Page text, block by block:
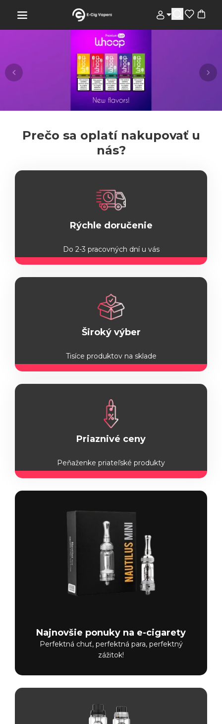
Prečo sa oplatí nakupovať u
nás?
Rýchle doručenie
Do 2-3 pracovných dní u vás
Široký výber
Tisíce produktov na sklade
Priaznivé ceny
Peňaženke priateľské produkty
Najnovšie ponuky na e-cigarety
Perfektná chuť, perfektná para, perfektný
zážitok!